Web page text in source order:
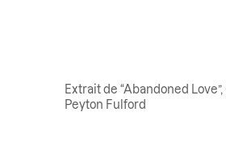
Extrait de “Abandoned
Peyton Fulford